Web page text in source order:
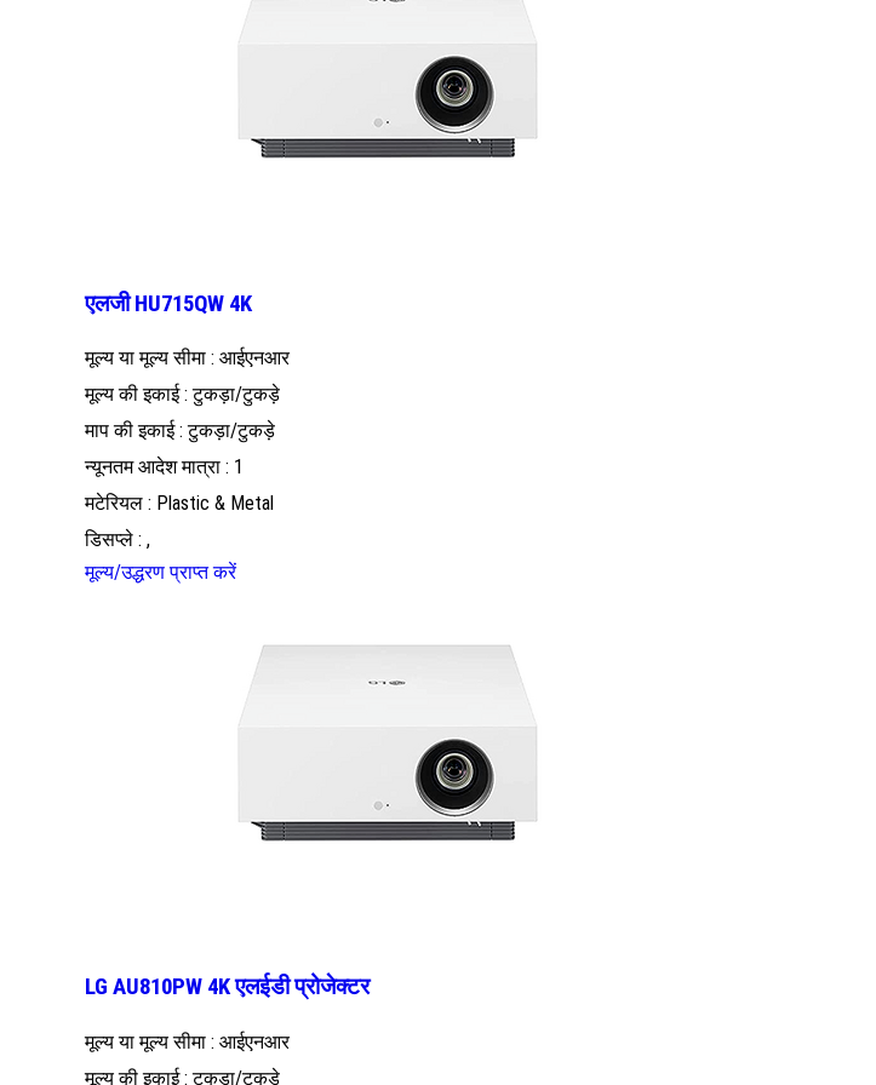
एलजी HU715QW 4K
मूल्य या मूल्य सीमा : आईएनआर
मूल्य की इकाई : टुकड़ा/टुकड़े
माप की इकाई : टुकड़ा/टुकड़े
न्यूनतम आदेश मात्रा : 1
मटेरियल : Plastic & Metal
डिसप्ले : ,
मूल्य/उद्धरण प्राप्त करें
LG AU810PW 4K एलईडी प्रोजेक्टर
मूल्य या मूल्य सीमा : आईएनआर
मूल्य की इकाई : टुकड़ा/टुकड़े